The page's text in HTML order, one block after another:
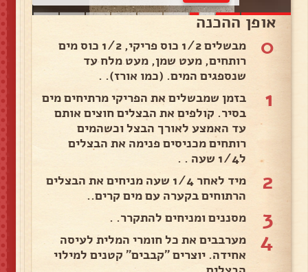
אופן ההכנה
0
מבשלים 1/2 כוס פריקי, 1/2 כוס מים
רותחים, מעט שמן, מעט מלח עד
שנספגים המים. (כמו אורז). .
1
בזמן שמבשלים את הפריקי מרתיחים מים
בסיר. קולפים את הבצלים חוצים אותם
עד האמצע לאורך הבצל וכשהמים
רותחים מכניסים פנימה את הבצלים
ל1/4 שעה . .
2
מיד לאחר 1/4 שעה מניחים את הבצלים
הרתוחים בקערה עם מים קרים..
3 מסננים ומניחים להתקרר. .
4
מערבבים את כל חומרי המלית לעיסה
אחידה. יוצרים "קבבים" קטנים למילוי